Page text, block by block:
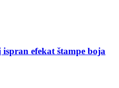
efekat štampe boja